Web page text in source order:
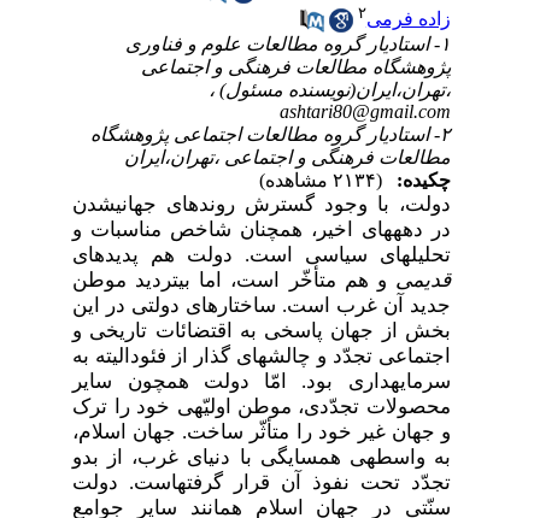
زاده فرمی
۱- استادیار گروه مطالعات علوم و فناوری
پژوهشگاه مطالعات فرهنگی و اجتماعی
،تهران،ایران(نویسنده مسئول) ،
ashtari80@gmail.com
۲- استادیار گروه مطالعات اجتماعی پژوهشگاه
مطالعات فرهنگی و اجتماعی ،تهران،ایران
چکیده:
دولت، با وجود گسترش روندهای جهانی­شدن
در دهه­های اخیر، همچنان شاخص مناسبات و
تحلیل­های سیاسی است. دولت هم پدیده­ای
قدیمیو هم متأخّر است، اما بی­تردید موطن
جدید آن غرب است. ساختارهای دولتی در این
بخش از جهان پاسخی به اقتضائات تاریخی و
اجتماعی تجدّد و چالش­های گذار از فئودالیته به
سرمایه­داری بود. امّا دولت همچون سایر
محصولات تجدّدی، موطن اولیّه­ی خود را ترک
و جهان غیر خود را متأثّر ساخت. جهان اسلام،
به واسطه­ی همسایگی با دنیای غرب، از بدو
تجدّد تحت نفوذ آن قرار گرفته­است. دولت
سنّتی در جهان اسلام همانند سایر جوامع